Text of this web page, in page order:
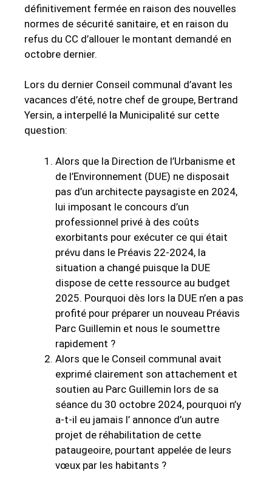
définitivement fermée en raison des nouvelles
normes de sécurité sanitaire, et en raison du
refus du CC d’allouer le montant demandé en
octobre dernier.
Lors du dernier Conseil communal d’avant les
vacances d’été, notre chef de groupe, Bertrand
Yersin, a interpellé la Municipalité sur cette
question:
Alors que la Direction de l’Urbanisme et
de l’Environnement (DUE) ne disposait
pas d’un architecte paysagiste en 2024,
lui imposant le concours d’un
professionnel privé à des coûts
exorbitants pour exécuter ce qui était
prévu dans le Préavis 22-2024, la
situation a changé puisque la DUE
dispose de cette ressource au budget
2025. Pourquoi dès lors la DUE n’en a pas
profité pour préparer un nouveau Préavis
Parc Guillemin et nous le soumettre
rapidement ?
Alors que le Conseil communal avait
exprimé clairement son attachement et
soutien au Parc Guillemin lors de sa
séance du 30 octobre 2024, pourquoi n’y
a-t-il eu jamais l’ annonce d’un autre
projet de réhabilitation de cette
pataugeoire, pourtant appelée de leurs
vœux par les habitants ?